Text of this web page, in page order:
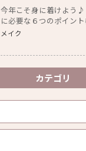
今年こそ身に着けよう
に必要な６つのポイント
メイク
カテゴリ